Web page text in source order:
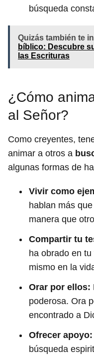
búsqueda
Quizás también te
bíblico: Descubre
las Escrituras
¿Cómo
al Señor?
Como creyentes,
animar a otros a
algunas formas de
Vivir como
hablan más
manera que
Compartir tu
ha obrado en
mismo en la
Orar por ellos:
poderosa. Ora
encontrado a
Ofrecer apoyo:
búsqueda